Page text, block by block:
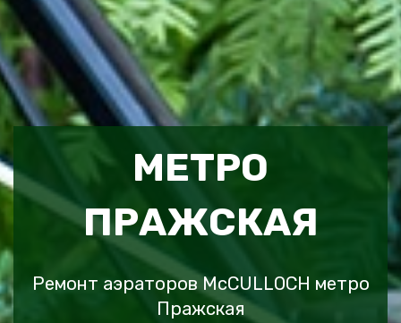
МЕТРО
ПРАЖСКАЯ
Ремонт аэраторов McCULLOCH метро
Пражская